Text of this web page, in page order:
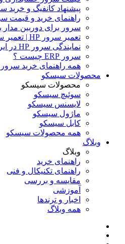
پیشنهاد کانفیگ و خرید
راهنمای خرید و قیمت
سرور برای دوربین مدار
تعمیر سرور HP | تعمیر سرور
نمایندگی سرور HP در ایران
سرور ERP چیست ؟
همه راهنمای خرید سرور
محصولات سیسکو
محصولات سیسکو
سوئیچ سیسکو
لایسنس سیسکو
ماژول سیسکو
کابل سیسکو
همه محصولات سیسکو
وبلاگ
وبلاگ
راهنمای خرید
راهنمای تکنیکال و فنی
مقایسه و بررسی
آموزشی
اخبار و ترندها
همه وبلاگ